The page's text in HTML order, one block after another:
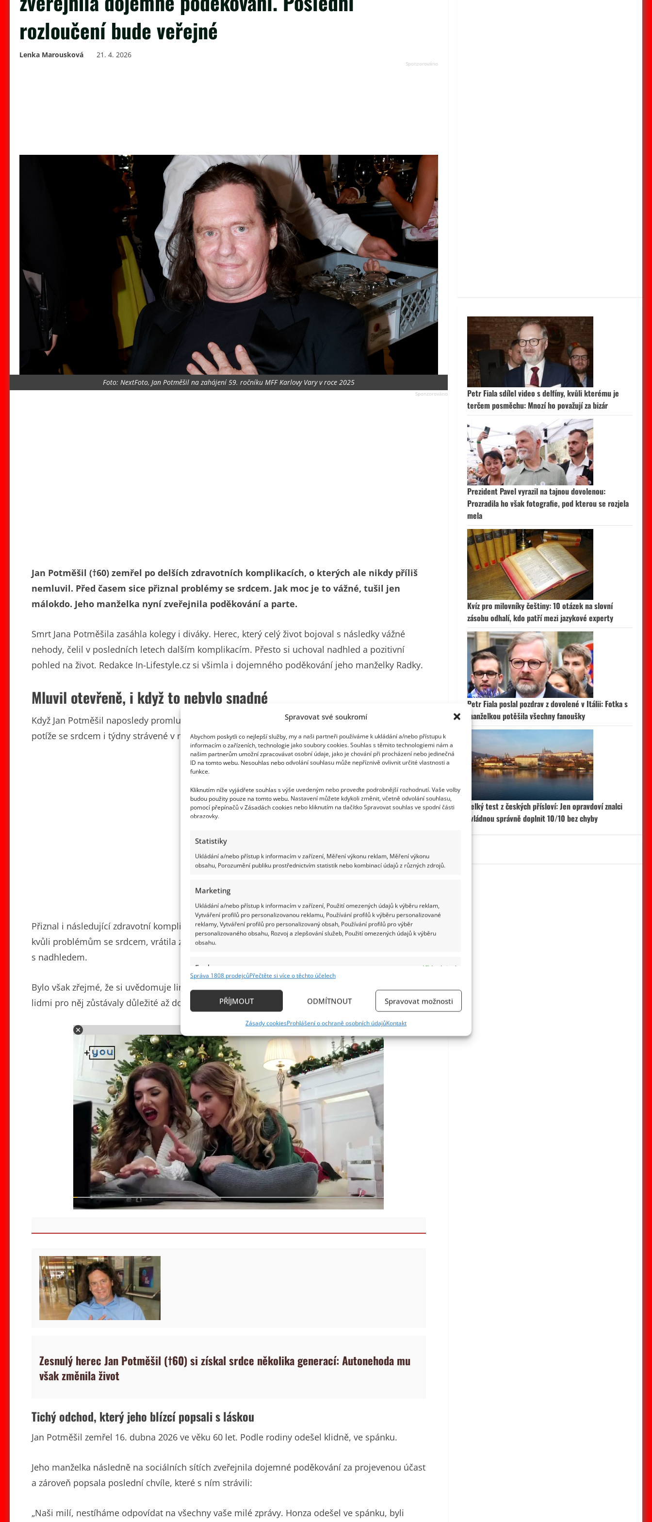
Spravovat své soukromí
Abychom poskytli co nejlepší služby, my a naši partneři používáme k ukládání a/nebo přístupu k
informacím o zařízeních, technologie jako soubory cookies. Souhlas s těmito technologiemi nám a
našim partnerům umožní zpracovávat osobní údaje, jako je chování při procházení nebo jedinečná
ID na tomto webu. Nesouhlas nebo odvolání souhlasu může nepříznivě ovlivnit určité vlastnosti a
funkce.
Kliknutím níže vyjádřete souhlas s výše uvedeným nebo proveďte podrobnější rozhodnutí. Vaše volby
budou použity pouze na tomto webu. Nastavení můžete kdykoli změnit, včetně odvolání souhlasu,
pomocí přepínačů v Zásadách cookies nebo kliknutím na tlačítko Spravovat souhlas ve spodní části
obrazovky.
Statistiky
Ukládání a/nebo přístup k informacím v zařízení, Měření výkonu reklam, Měření výkonu
obsahu, Porozumění publiku prostřednictvím statistik nebo kombinací údajů z různých zdrojů.
Marketing
Ukládání a/nebo přístup k informacím v zařízení, Použití omezených údajů k výběru reklam,
Vytváření profilů pro personalizovanou reklamu, Používání profilů k výběru personalizované
reklamy, Vytváření profilů pro personalizovaný obsah, Používání profilů pro výběr
personalizovaného obsahu, Rozvoj a zlepšování služeb, Použití omezených údajů k výběru
obsahu.
Funkce
Vždy aktivní
Identifikace zařízení na základě automaticky přenášených informací.
základě aktivně požadovaných informací.
Zajištění bezpečnosti, předcházení a zjišťování podvodů a
odstraňování chyb, Poskytování a zobrazování reklamy a
obsahu, Ukládání a sdělování voleb ochrany osobních údajů.
Správa 1808 prodejcůPřečtěte si více o těchto účelech
PŘÍJMOUT ODMÍTNOUT Spravovat možnosti
Zásady cookiesProhlášení o ochraně osobních údajůKontakt
rozloučení bude veřejné
Lenka Marousková 21. 4. 2026
Foto: NextFoto, Jan Potměšil na zahájení 59. ročníku MFF Karlovy Vary v roce 2025
Jan Potměšil (†60) zemřel po delších zdravotních komplikacích, o kterých ale nikdy příliš
nemluvil. Před časem sice přiznal problémy se srdcem. Jak moc je to vážné, tušil jen
málokdo. Jeho manželka nyní zveřejnila poděkování a parte.
Smrt Jana Potměšila zasáhla kolegy i diváky. Herec, který celý život bojoval s následky vážné
nehody, čelil v posledních letech dalším komplikacím. Přesto si uchoval nadhled a pozitivní
pohled na život. Redakce In-Lifestyle.cz si všimla i dojemného poděkování jeho manželky Radky.
Mluvil otevřeně, i když to nebylo snadné
Když Jan Potměšil naposledy promluvil o svém zdraví, bylo znát, že nic nezlehčuje. Přiznal vážné
potíže se srdcem i týdny strávené v nemocnici.
Přiznal i následující zdravotní komplikace. Žlučníková kolika ho tehdy krátce po hospitalizaci
kvůli problémům se srdcem, vrátila zpět do nemocnice. Přesto o nich dokázal mluvit pozitivně a
s nadhledem.
Bylo však zřejmé, že si uvědomuje limity svého těla. Zároveň ale nic nevzdával. Práce i kontakt s
lidmi pro něj zůstávaly důležité až do posledních měsíců.
Advertisement
Zesnulý herec Jan Potměšil (†60) si získal srdce několika generací: Autonehoda mu
však změnila život
Tichý odchod, který jeho blízcí popsali s láskou
Jan Potměšil zemřel 16. dubna 2026 ve věku 60 let. Podle rodiny odešel klidně, ve spánku.
Jeho manželka následně na sociálních sítích zveřejnila dojemné poděkování za projevenou účast
a zároveň popsala poslední chvíle, které s ním strávili:
„Naši milí, nestíháme odpovídat na všechny vaše milé zprávy. Honza odešel ve spánku, byli
Petr Fiala sdílel video s delfíny, kvůli kterému je
terčem posměchu: Mnozí ho považují za bizár
Prezident Pavel vyrazil na tajnou dovolenou:
Prozradila ho však fotografie, pod kterou se rozjela
mela
Kvíz pro milovníky češtiny: 10 otázek na slovní
zásobu odhalí, kdo patří mezi jazykové experty
Petr Fiala poslal pozdrav z dovolené v Itálii: Fotka s
manželkou potěšila všechny fanoušky
Velký test z českých přísloví: Jen opravdoví znalci
zvládnou správně doplnit 10/10 bez chyby